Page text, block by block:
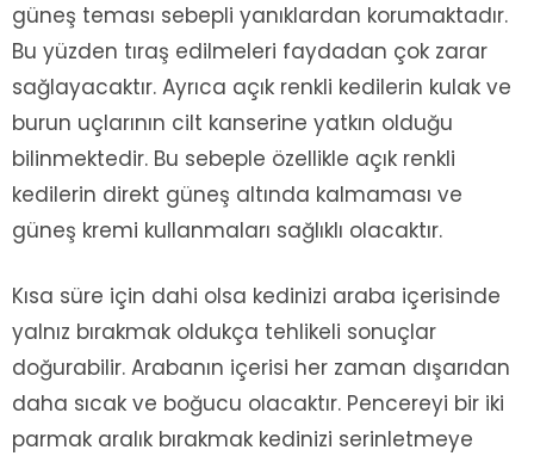
güneş teması sebepli yanıklardan korumaktadır.
Bu yüzden tıraş edilmeleri faydadan çok zarar
sağlayacaktır. Ayrıca açık renkli kedilerin kulak ve
burun uçlarının cilt kanserine yatkın olduğu
bilinmektedir. Bu sebeple özellikle açık renkli
kedilerin direkt güneş altında kalmaması ve
güneş kremi kullanmaları sağlıklı olacaktır.
Kısa süre için dahi olsa kedinizi araba içerisinde
yalnız bırakmak oldukça tehlikeli sonuçlar
doğurabilir. Arabanın içerisi her zaman dışarıdan
daha sıcak ve boğucu olacaktır. Pencereyi bir iki
parmak aralık bırakmak kedinizi serinletmeye